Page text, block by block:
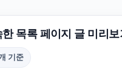
목록 페이지 글 미리보
기준